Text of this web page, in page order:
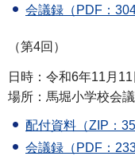
会議録（PDF：
（第4回）
日時：令和6年11月
場所：馬堀小学校会
配付資料（ZIP：
会議録（PDF：